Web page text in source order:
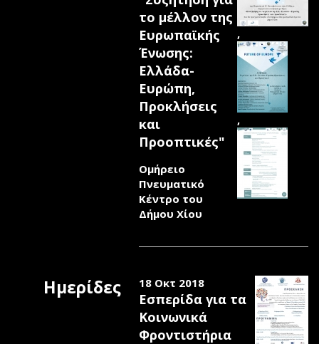
,
,
το μέλλον της
Ευρωπαϊκής
Ένωσης:
Ελλάδα-
Ευρώπη,
Προκλήσεις
και
Προοπτικές"
Ομήρειο
Πνευματικό
Κέντρο του
Δήμου Χίου
Ημερίδες 18 Οκτ 2018
Εσπερίδα για τα
Κοινωνικά
Φροντιστήρια